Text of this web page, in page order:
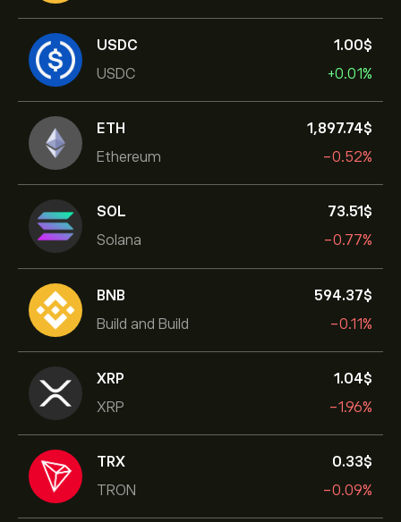
USDC
USDC
1.00‎$‎
+0.01%
ETH
Ethereum
1,897.74‎$‎
-0.52%
SOL
Solana
73.51‎$‎
-0.77%
BNB
Build and Build
594.37‎$‎
-0.11%
XRP
XRP
1.04‎$‎
-1.96%
TRX
TRON
0.33‎$‎
-0.09%